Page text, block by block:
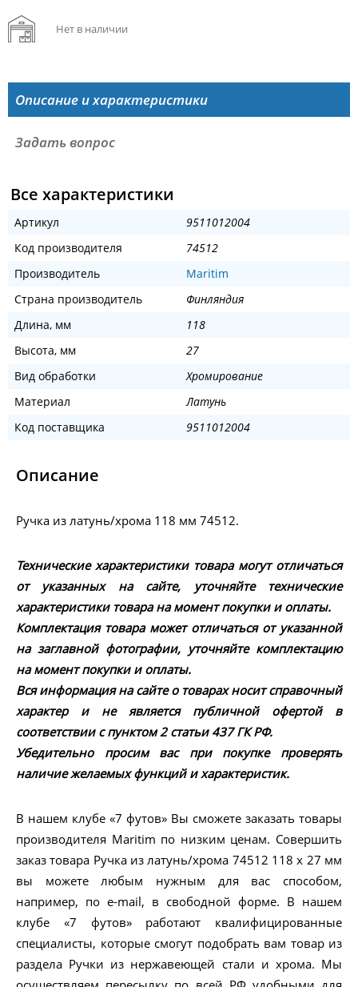
Нет в наличии
Описание и характеристики
Задать вопрос
Все характеристики
Артикул
9511012004
Код производителя
74512
Производитель
Maritim
Страна производитель
Финляндия
Длина, мм
118
Высота, мм
27
Вид обработки
Хромирование
Материал
Латунь
Код поставщика
9511012004
Описание
Ручка из латунь/хрома 118 мм 74512.
Технические характеристики товара могут отличаться
от указанных на сайте, уточняйте технические
характеристики товара на момент покупки и оплаты.
Комплектация товара может отличаться от указанной
на заглавной фотографии, уточняйте комплектацию
на момент покупки и оплаты.
Вся информация на сайте о товарах носит справочный
характер и не является публичной офертой в
соответствии с пунктом 2 статьи 437 ГК РФ.
Убедительно просим вас при покупке проверять
наличие желаемых функций и характеристик.
В нашем клубе «7 футов» Вы сможете заказать товары
производителя Maritim по низким ценам. Совершить
заказ товара Ручка из латунь/хрома 74512 118 x 27 мм
вы можете любым нужным для вас способом,
например, по e-mail, в свободной форме. В нашем
клубе «7 футов» работают квалифицированные
специалисты, которые смогут подобрать вам товар из
раздела Ручки из нержавеющей стали и хрома. Мы